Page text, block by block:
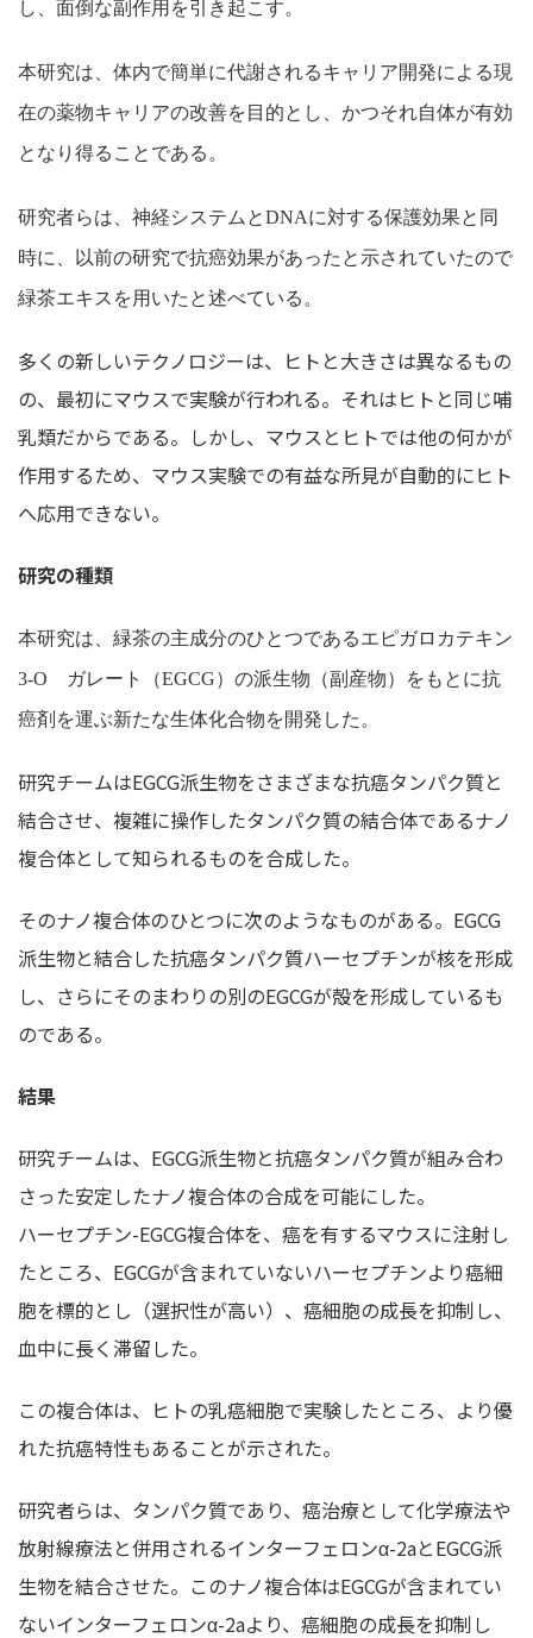
し、面倒な副作用を引き起こす。
本研究は、体内で簡単に代謝されるキャリア開発による現
在の薬物キャリアの改善を目的とし、かつそれ自体が有効
となり得ることである。
研究者らは、神経システムとDNAに対する保護効果と同
時に、以前の研究で抗癌効果があったと示されていたので
緑茶エキスを用いたと述べている。
多くの新しいテクノロジーは、ヒトと大きさは異なるもの
の、最初にマウスで実験が行われる。それはヒトと同じ哺
乳類だからである。しかし、マウスとヒトでは他の何かが
作用するため、マウス実験での有益な所見が自動的にヒト
へ応用できない。
研究の種類
本研究は、緑茶の主成分のひとつであるエピガロカテキン
3-O ガレート（EGCG）の派生物（副産物）をもとに抗
癌剤を運ぶ新たな生体化合物を開発した。
研究チームはEGCG派生物をさまざまな抗癌タンパク質と
結合させ、複雑に操作したタンパク質の結合体であるナノ
複合体として知られるものを合成した。
そのナノ複合体のひとつに次のようなものがある。EGCG
派生物と結合した抗癌タンパク質ハーセプチンが核を形成
し、さらにそのまわりの別のEGCGが殻を形成しているも
のである。
結果
研究チームは、EGCG派生物と抗癌タンパク質が組み合わ
さった安定したナノ複合体の合成を可能にした。
ハーセプチン-EGCG複合体を、癌を有するマウスに注射し
たところ、EGCGが含まれていないハーセプチンより癌細
胞を標的とし（選択性が高い）、癌細胞の成長を抑制し、
血中に長く滞留した。
この複合体は、ヒトの乳癌細胞で実験したところ、より優
れた抗癌特性もあることが示された。
研究者らは、タンパク質であり、癌治療として化学療法や
放射線療法と併用されるインターフェロンα-2aとEGCG派
生物を結合させた。このナノ複合体はEGCGが含まれてい
ないインターフェロンα-2aより、癌細胞の成長を抑制し